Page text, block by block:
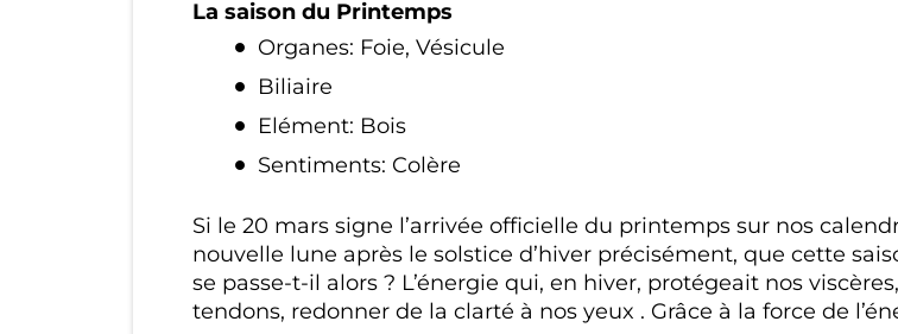
La saison du Printemps
Organes: Foie, Vésicule
Biliaire
Elément: Bois
Sentiments: Colère
Si le 20 mars signe l’arrivée officielle du printemps sur nos
nouvelle lune après le solstice d’hiver précisément, que cette
se passe-t-il alors ? L’énergie qui, en hiver, protégeait nos
tendons, redonner de la clarté à nos yeux . Grâce à la force de